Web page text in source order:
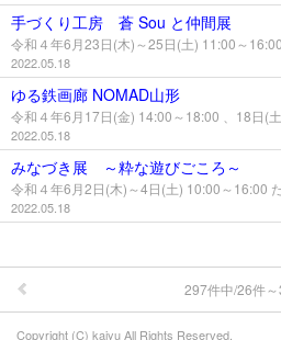
手づくり工房 蒼 Sou と仲間展
2022.05.18
ゆる鉄画廊 NOMAD山形
2022.05.18
みなづき展 ～粋な遊びごころ～
2022.05.18
297件中/26件
Copyright (C) kaiyu All Rights Reserved.